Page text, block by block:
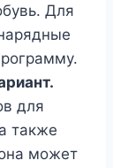
Для
для
также
может